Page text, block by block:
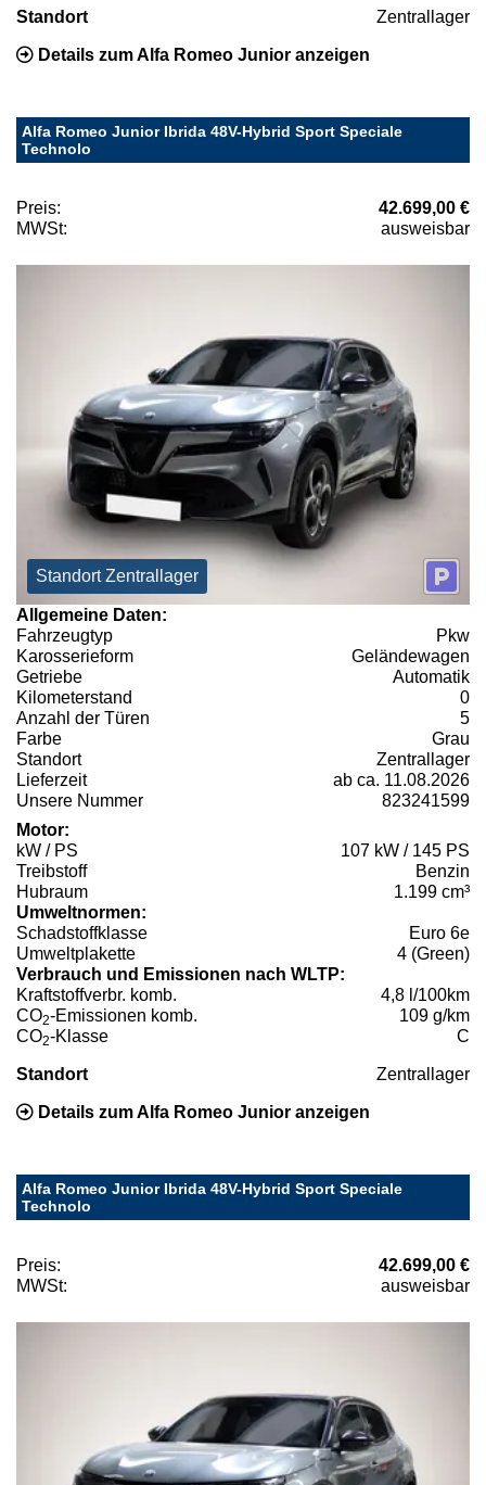
Standort Zentrallager
Details zum Alfa Romeo Junior anzeigen
Alfa Romeo Junior Ibrida 48V-Hybrid Sport Speciale
Technolo
Preis:
42.699,00 €
MWSt:
ausweisbar
Standort Zentrallager
Allgemeine Daten:
Fahrzeugtyp
Pkw
Karosserieform
Geländewagen
Getriebe
Automatik
Kilometerstand
0
Anzahl der Türen
5
Farbe
Grau
Standort
Zentrallager
Lieferzeit
ab ca. 11.08.2026
Unsere Nummer
823241599
Motor:
kW / PS
107 kW / 145 PS
Treibstoff
Benzin
Hubraum
1.199 cm³
Umweltnormen:
Schadstoffklasse
Euro 6e
Umweltplakette
4 (Green)
Verbrauch und Emissionen nach WLTP:
Kraftstoffverbr. komb.
4,8 l/100km
CO2-Emissionen komb.
109 g/km
CO2-Klasse C
Standort Zentrallager
Details zum Alfa Romeo Junior anzeigen
Alfa Romeo Junior Ibrida 48V-Hybrid Sport Speciale
Technolo
Preis:
42.699,00 €
MWSt:
ausweisbar